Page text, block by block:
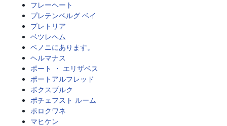
フレーヘート
プレテンベルグ ベイ
プレトリア
ベツレヘム
ベノニにあります。
ヘルマナス
ポート ・ エリザベス
ポートアルフレッド
ボクスブルク
ポチェフスト ルーム
ポロクワネ
マヒケン